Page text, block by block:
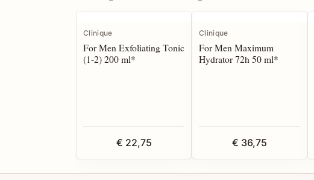
Clinique
For Men Exfoliating Tonic
(1-2) 200 ml*
€ 22,75
Clinique
For Men Maximum
Hydrator 72h 50 ml*
€ 36,75